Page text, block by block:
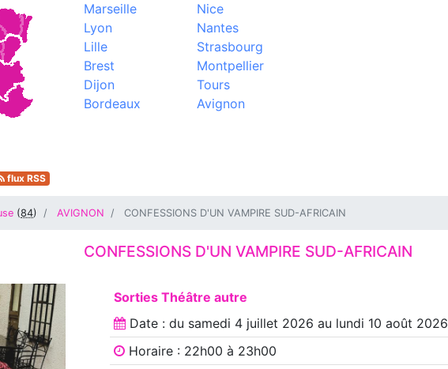
Marseille
Lyon
Lille
Brest
Dijon
Bordeaux
Nice
Nantes
Strasbourg
Montpellier
Tours
Avignon
flux RSS
(84) AVIGNON CONFESSIONS D'UN VAMPIRE SUD-AFRICAIN
CONFESSIONS D'UN VAMPIRE SUD-AFRICAIN
Sorties Théâtre autre
Date : du samedi 4 juillet 2026 au lundi 10 août 2026
Horaire : 22h00 à 23h00